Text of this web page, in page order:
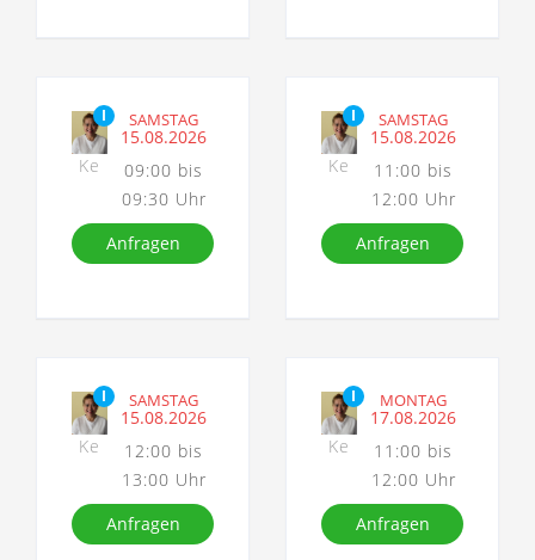
I
Ke
SAMSTAG
15.08.2026
09:00 bis
09:30 Uhr
Anfragen
I
Ke
SAMSTAG
15.08.2026
11:00 bis
12:00 Uhr
Anfragen
I
Ke
SAMSTAG
15.08.2026
12:00 bis
13:00 Uhr
Anfragen
I
Ke
MONTAG
17.08.2026
11:00 bis
12:00 Uhr
Anfragen